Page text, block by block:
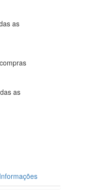
as
as
Informações